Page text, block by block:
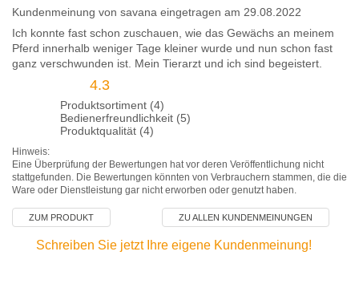
Kundenmeinung von savana eingetragen am 29.08.2022
Ich konnte fast schon zuschauen, wie das Gewächs an meinem
Pferd innerhalb weniger Tage kleiner wurde und nun schon fast
ganz verschwunden ist. Mein Tierarzt und ich sind begeistert.
4.3
Produktsortiment (4)
Bedienerfreundlichkeit (5)
Produktqualität (4)
Hinweis:
Eine Überprüfung der Bewertungen hat vor deren Veröffentlichung nicht
stattgefunden. Die Bewertungen könnten von Verbrauchern stammen, die die
Ware oder Dienstleistung gar nicht erworben oder genutzt haben.
ZUM PRODUKT ZU ALLEN KUNDENMEINUNGEN
Schreiben Sie jetzt Ihre eigene Kundenmeinung!